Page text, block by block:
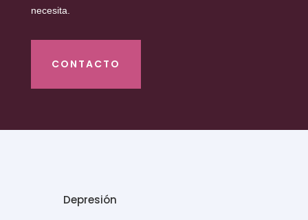
necesita.
CONTACTO
Depresión